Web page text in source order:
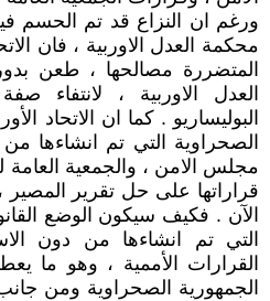
ورغم ان النزاع قد تم الحسم
محكمة العدل الاوربية ، فان
المتضررة مصالحها ، طعن
العدل الاوربية ، لانتفاء
البوليساريو . كما ان الاتحاد
الصحراوية التي تم انشاءها
مجلس الامن ، والجمعية العامة
قراراتها على حل تقرير المصير
الآن . فكيف سيكون الوضع
التي تم انشاءها من دون
القرارات الأممية ، وهو ما
الجمهورية الصحراوية ومن